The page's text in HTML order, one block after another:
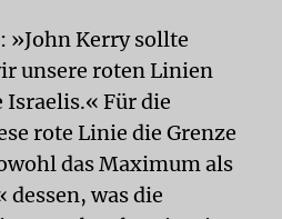
»John Kerry sollte
unsere roten Linien
Für die
rote Linie die Grenze
das Maximum als
was die